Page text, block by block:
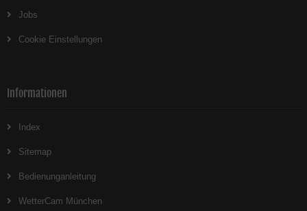
Jobs
Cookie Einstellungen
Informationen
Index
Sitemap
Bedienunganleitung
WetterCam München